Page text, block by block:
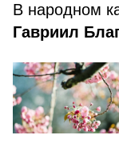
В народном
Гавриил